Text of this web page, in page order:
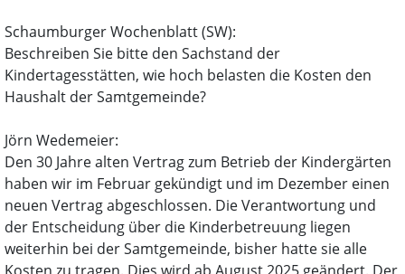
Schaumburger Wochenblatt (SW):
Beschreiben Sie bitte den Sachstand der
Kindertagesstätten, wie hoch belasten die Kosten den
Haushalt der Samtgemeinde?
Jörn Wedemeier:
Den 30 Jahre alten Vertrag zum Betrieb der Kindergärten
haben wir im Februar gekündigt und im Dezember einen
neuen Vertrag abgeschlossen. Die Verantwortung und
der Entscheidung über die Kinderbetreuung liegen
weiterhin bei der Samtgemeinde, bisher hatte sie alle